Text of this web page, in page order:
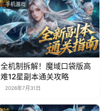
手机游戏
全机制拆解！魔域口袋版高
难12星副本通关攻略
2026年7月31日